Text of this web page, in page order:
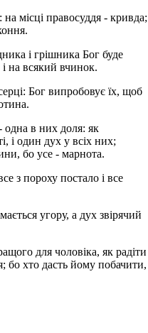
місці правосуддя - кривда;
і грішника Бог буде
на всякий вчинок.
Бог випробовує їх, щоб
одна в них доля: як
і один дух у всіх них;
бо усе - марнота.
з пороху постало і все
угору, а дух звірячий
для чоловіка, як радіти
бо хто дасть йому побачити,